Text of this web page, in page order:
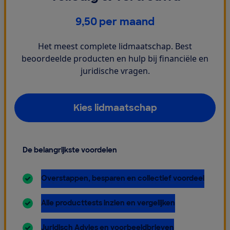
€
9,50per maand
Het meest complete lidmaatschap. Best
beoordeelde producten en hulp bij financiële en
juridische vragen.
Kies lidmaatschap
De belangrijkste voordelen
inbegrepen:
Overstappen, besparen en collectief voordeel
inbegrepen:
Alle producttests inzien en vergelijken
inbegrepen:
Juridisch Advies en voorbeeldbrieven